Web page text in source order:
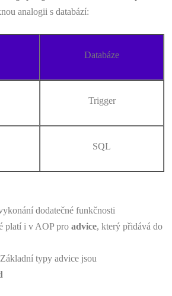
analogii s databází:
Databáze
Trigger
SQL
dodatečné funkčnosti
platí i v AOP pro advice, který přidává do
typy advice jsou